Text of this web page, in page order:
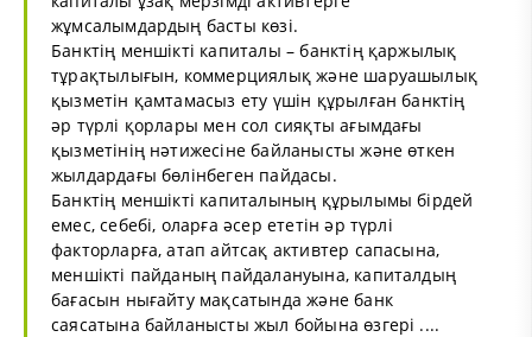
жұмсалымдардың басты көзі.
Банктің меншікті капиталы – банктің қаржылық
тұрақтылығын, коммерциялық және шаруашылық
қызметін қамтамасыз ету үшін құрылған банктің
әр түрлі қорлары мен сол сияқты ағымдағы
қызметінің нәтижесіне байланысты және өткен
жылдардағы бөлінбеген пайдасы.
Банктің меншікті капиталының құрылымы бірдей
емес, себебі, оларға әсер ететін әр түрлі
факторларға, атап айтсақ активтер сапасына,
меншікті пайданың пайдалануына, капиталдың
бағасын нығайту мақсатында және банк
саясатына байланысты жыл бойына өзгері ....